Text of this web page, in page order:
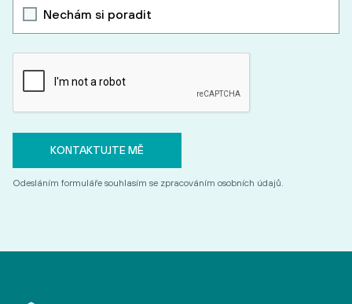
Nechám si poradit
Odesláním formuláře souhlasím se zpracováním osobních údajů.